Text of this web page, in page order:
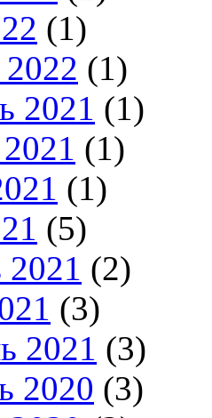
(1)
(1)
2021 (1)
(1)
(1)
(5)
(2)
(3)
2021 (3)
2020 (3)